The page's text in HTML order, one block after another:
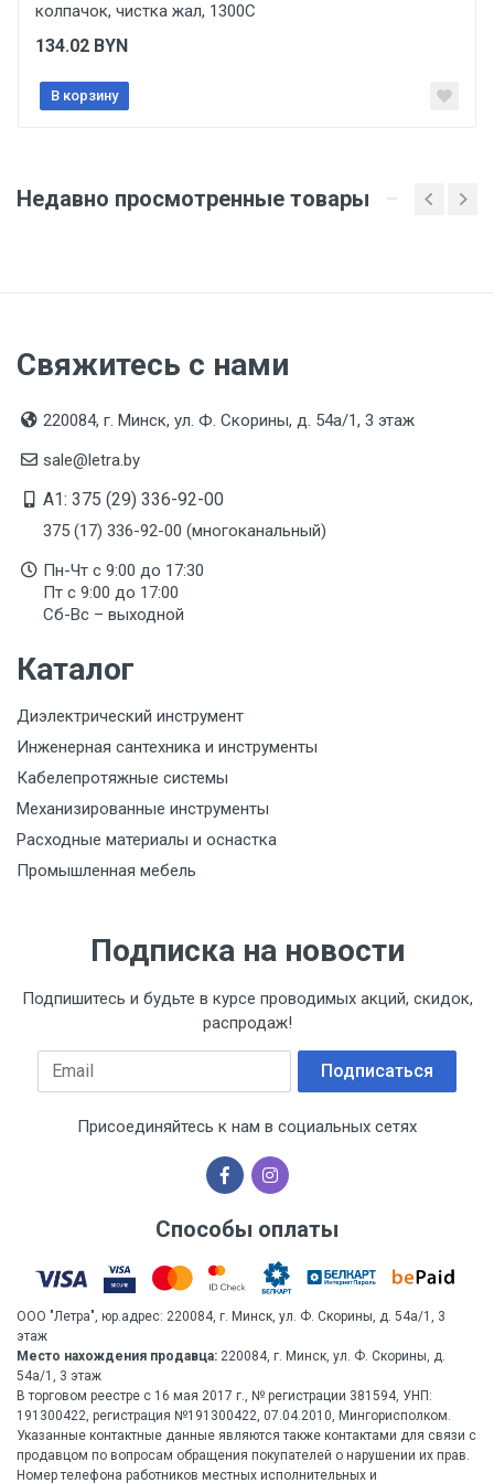
Подтверждение соответствия
регламентов ТР ТС (ЕАЭС). Сведения о номере
сертификата/декларации соответствия содержатся
Организация импортер
колпачок, чистка жал, 1300С
134.02 BYN
В корзину
Недавно просмотренные товары
Свяжитесь с нами
220084, г. Минск, ул. Ф. Скорины, д. 54а/1, 3 этаж
sale@letra.by
A1: 375 (29) 336-92-00
375 (17) 336-92-00 (многоканальный)
Пн-Чт с 9:00 до 17:30
Пт с 9:00 до 17:00
Сб-Вс – выходной
Каталог
Диэлектрический инструмент
Инженерная сантехника и инструменты
Кабелепротяжные системы
Механизированные инструменты
Расходные материалы и оснастка
Промышленная мебель
Подписка на новости
Подпишитесь и будьте в курсе проводимых акций, скидок,
распродаж!
Email Подписаться
Присоединяйтесь к нам в социальных сетях
Способы оплаты
ООО "Летра", юр.адрес: 220084, г. Минск, ул. Ф. Скорины, д. 54а/1, 3
этаж
Место нахождения продавца: 220084, г. Минск, ул. Ф. Скорины, д.
54а/1, 3 этаж
В торговом реестре с 16 мая 2017 г., № регистрации 381594, УНП:
191300422, регистрация №191300422, 07.04.2010, Мингорисполком.
Указанные контактные данные являются также контактами для связи с
продавцом по вопросам обращения покупателей о нарушении их прав.
Номер телефона работников местных исполнительных и